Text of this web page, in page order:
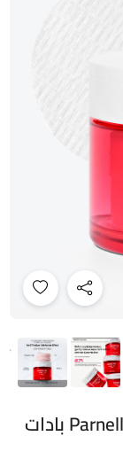
Parnell Aha Omija Ceramic Pad (60pads) بادات